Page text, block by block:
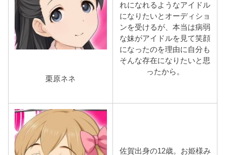
栗原ネネ
れになれるようなアイドル
になりたいとオーディショ
ンを受けるが、本当は病弱
な妹がアイドルを見て笑顔
になったのを理由に自分も
そんな存在になりたいと思
ったから。
佐賀出身の12歳。お姫様み